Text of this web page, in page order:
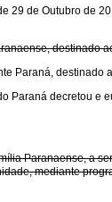
29 de Outubro de
destinado
Paraná, destinado
Paraná decretou e
Paranaense, a
mediante